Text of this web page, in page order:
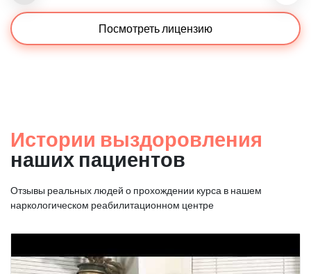
Посмотреть лицензию
Истории выздоровления
наших пациентов
Отзывы реальных людей о прохождении курса в нашем
наркологическом реабилитационном центре